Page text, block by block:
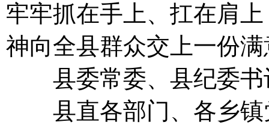
牢牢抓在手上、扛在肩
神向全县群众交上一份
县委常委、县纪委书
县直各部门、各乡镇